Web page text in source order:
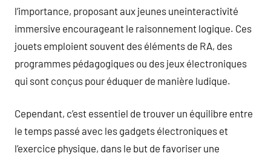
l’importance, proposant aux jeunes uneinteractivité
immersive encourageant le raisonnement logique. Ces
jouets emploient souvent des éléments de RA, des
programmes pédagogiques ou des jeux électroniques
qui sont conçus pour éduquer de manière ludique.
Cependant, c’est essentiel de trouver un équilibre entre
le temps passé avec les gadgets électroniques et
l’exercice physique, dans le but de favoriser une